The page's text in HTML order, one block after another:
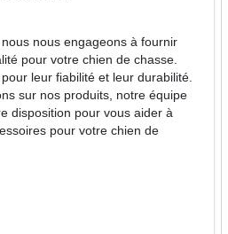
nous engageons à fournir
pour votre chien de chasse.
leur fiabilité et leur durabilité.
sur nos produits, notre équipe
disposition pour vous aider à
pour votre chien de